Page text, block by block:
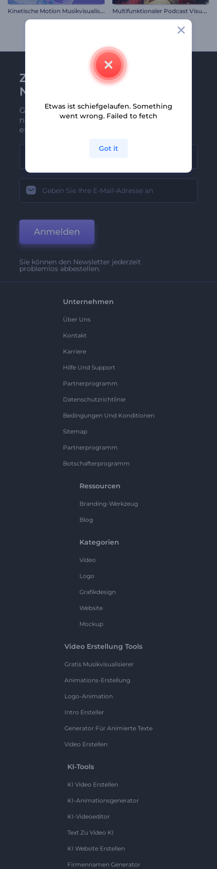
K
inetische Motion Musikvisualisierer M
ultifunktionaler Podcast Visualisierer
Zu Renderforest-
Newsletter anmelden
Gehören Sie zu den Ersten, die unsere
neuesten Nachrichten und Angebote
erhalten
Anmelden
Sie können den Newsletter jederzeit
problemlos abbestellen.
Unternehmen
Über Uns
Kontakt
Karriere
Hilfe Und Support
Partnerprogramm
Datenschutzrichtlinie
Bedingungen Und Konditionen
Sitemap
Partnerprogramm
Botschafterprogramm
Ressourcen
Branding-Werkzeug
Blog
Kategorien
Video
Logo
Grafikdesign
Website
Mockup
Video Erstellung Tools
Gratis Musikvisualisierer
Animations-Erstellung
Logo-Animation
Intro Ersteller
Generator Für Animierte Texte
Video Erstellen
KI-Tools
KI Video Erstellen
KI-Animationsgenerator
KI-Videoeditor
Text Zu Video KI
KI Website Erstellen
Firmennamen Generator
Etwas ist schiefgelaufen. Something
went wrong. Failed to fetch
Got it